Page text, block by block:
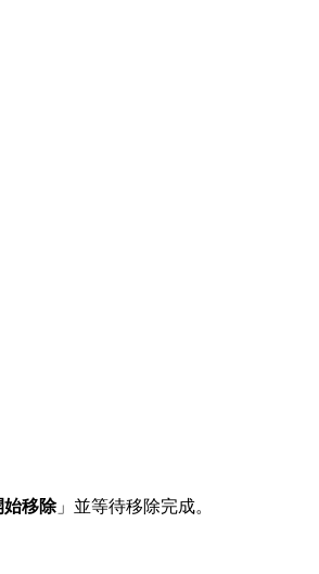
始移除」並等待移除完成。